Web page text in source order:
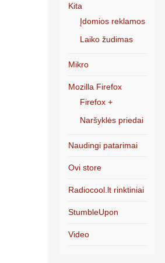
Kita
Įdomios reklamos
Laiko žudimas
Mikro
Mozilla Firefox
Firefox +
Naršyklės priedai
Naudingi patarimai
Ovi store
Radiocool.lt rinktiniai
StumbleUpon
Video